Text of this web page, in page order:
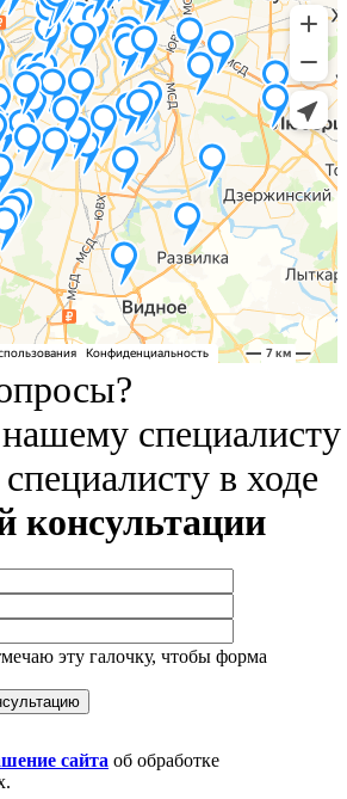
нашему
в ходе
консультации
эту галочку, чтобы форма
сайта об обработке